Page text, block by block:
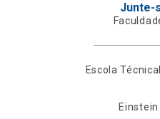
Junte-
Escola Técnica